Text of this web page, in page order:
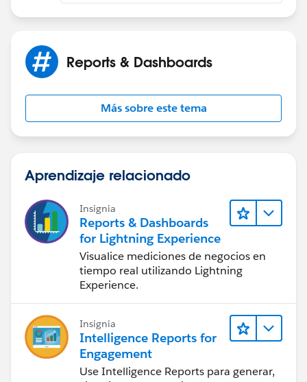
Reports & Dashboards
Más sobre este tema
Aprendizaje relacionado
Insignia
Reports & Dashboards
for Lightning Experience
Visualice mediciones de negocios en
tiempo real utilizando Lightning
Experience.
Insignia
Intelligence Reports for
Engagement
Use Intelligence Reports para generar,